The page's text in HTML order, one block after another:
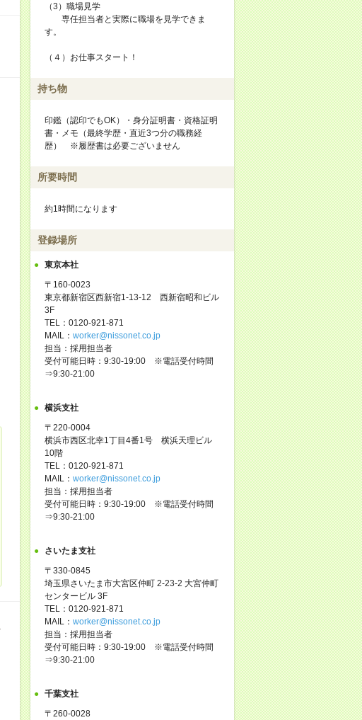
（3）職場見学
専任担当者と実際に職場を見学できま
す。
（４）お仕事スタート！
持ち物
印鑑（認印でもOK）・身分証明書・資格証明
書・メモ（最終学歴・直近3つ分の職務経
歴） ※履歴書は必要ございません
所要時間
約1時間になります
登録場所
東京本社
〒160-0023
東京都新宿区西新宿1-13-12 西新宿昭和ビル
3F
TEL：0120-921-871
MAIL： worker@nissonet.co.jp
担当：採用担当者
受付可能日時：9:30-19:00 ※電話受付時間
⇒9:30-21:00
横浜支社
〒220-0004
横浜市西区北幸1丁目4番1号 横浜天理ビル
10階
TEL：0120-921-871
MAIL： worker@nissonet.co.jp
担当：採用担当者
受付可能日時：9:30-19:00 ※電話受付時間
⇒9:30-21:00
さいたま支社
〒330-0845
埼玉県さいたま市大宮区仲町 2-23-2 大宮仲町
センタービル 3F
TEL：0120-921-871
MAIL： worker@nissonet.co.jp
担当：採用担当者
受付可能日時：9:30-19:00 ※電話受付時間
⇒9:30-21:00
千葉支社
〒260-0028